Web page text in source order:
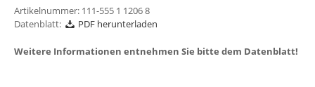
Artikelnummer: 111-555 1 1206 8
Datenblatt:
PDF herunterladen
Weitere Informationen entnehmen Sie bitte dem Datenblatt!